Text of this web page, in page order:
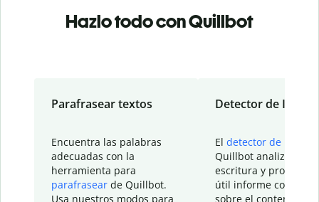
Hazlo todo con Quillbot
Parafrasear textos
Encuentra las palabras
adecuadas con la
herramienta para
parafrasear de Quillbot.
Usa nuestros modos para
Detector de IA
El detector de IA
Quillbot analiza tu
escritura y
útil informe con
sobre el contenido